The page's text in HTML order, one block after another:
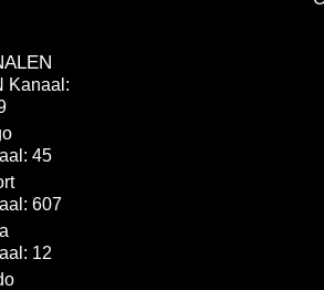
Kanaal:
45
607
12